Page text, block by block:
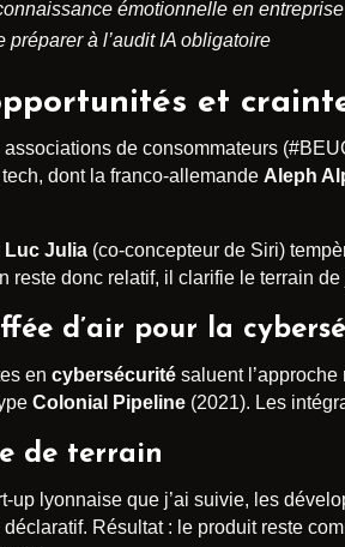
émotionnelle en entreprise
préparer à l’audit IA obligatoire
et
associations de consommateurs
dont la franco‐allemande Aleph
Luc Julia (co-concepteur de Siri)
reste donc relatif, il clarifie le terrain de
d’air pour la
en cybersécurité saluent
Colonial Pipeline (2021). Les
de terrain
up lyonnaise que j’ai suivie, les
Résultat : le produit reste